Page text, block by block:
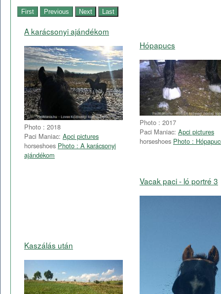
A karácsonyi ajándékom
Photo : 2018
Paci Maniac: Apci pictures
horseshoes Photo : A karácsonyi
ajándékom
Hópapucs
Photo : 2017
Paci Maniac: Apci pictures
horseshoes Photo :
Kaszálás után
Vacak paci - ló portré 3